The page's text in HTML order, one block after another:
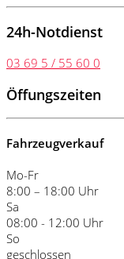
24h-Notdienst
03 69 5 / 55 60 0
Öffungszeiten
Fahrzeugverkauf
Mo-Fr
8:00 – 18:00 Uhr
Sa
08:00 - 12:00 Uhr
So
geschlossen